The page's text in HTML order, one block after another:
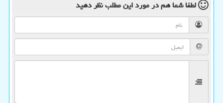
لطفا شما همدر مورد این مطلبنظر دهید